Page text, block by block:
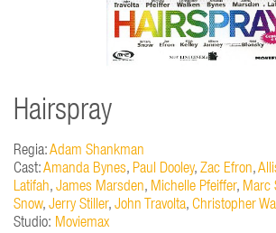
Hairspray
Regia:Adam Shankman
Cast:Amanda Bynes, Paul Dooley, Zac Efron,
Latifah, James Marsden, Michelle Pfeiffer, Marc
Snow, Jerry Stiller, John Travolta, Christopher
Studio: Moviemax